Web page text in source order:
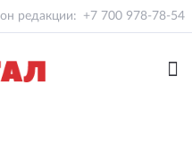
редакции: +7 700 978-78-54